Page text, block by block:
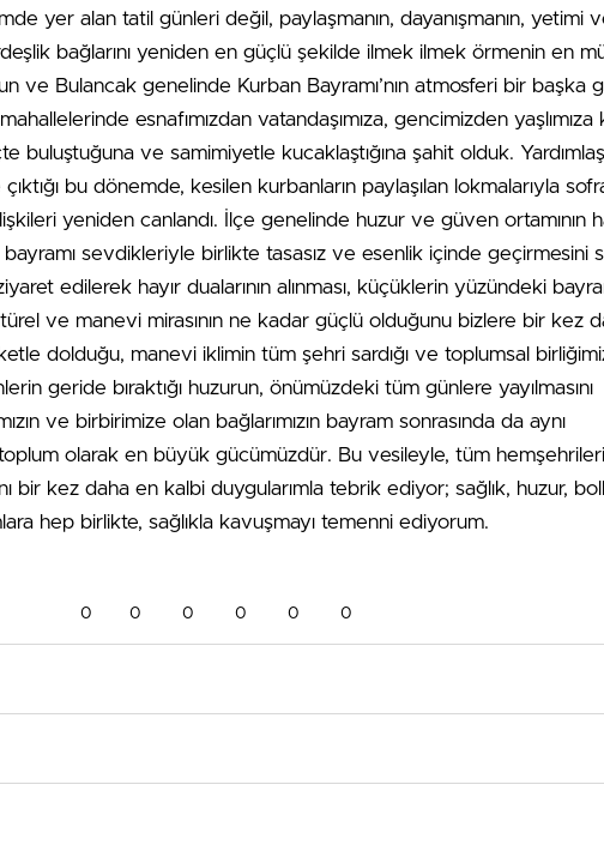
yer alan tatil günleri değil, paylaşmanın, dayanışmanın, yetimi
bağlarını yeniden en güçlü şekilde ilmek ilmek örmenin en
ve Bulancak genelinde Kurban Bayramı’nın atmosferi bir başka
esnafımızdan vatandaşımıza, gencimizden yaşlımıza
buluştuğuna ve samimiyetle kucaklaştığına şahit olduk.
bu dönemde, kesilen kurbanların paylaşılan lokmalarıyla
yeniden canlandı. İlçe genelinde huzur ve güven ortamının
bayramı sevdikleriyle birlikte tasasız ve esenlik içinde geçirmesini
edilerek hayır dualarının alınması, küçüklerin yüzündeki
ve manevi mirasının ne kadar güçlü olduğunu bizlere bir kez
dolduğu, manevi iklimin tüm şehri sardığı ve toplumsal
geride bıraktığı huzurun, önümüzdeki tüm günlere yayılmasını
ve birbirimize olan bağlarımızın bayram sonrasında da aynı
olarak en büyük gücümüzdür. Bu vesileyle, tüm
bir kez daha en kalbi duygularımla tebrik ediyor; sağlık, huzur,
hep birlikte, sağlıkla kavuşmayı temenni ediyorum.
0 0 0 0 0 0